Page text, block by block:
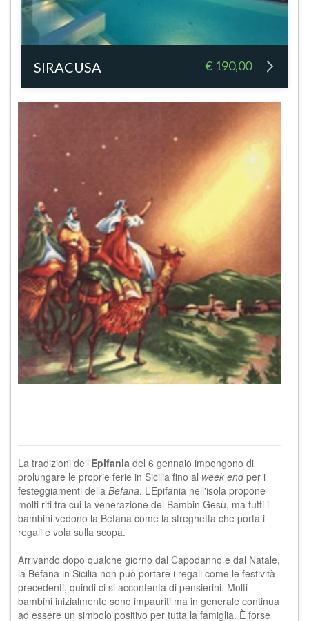
SIRACUSA € 190,00
La tradizioni dell'Epifania del 6 gennaio impongono di
prolungare le proprie ferie in Sicilia fino al week endper i
festeggiamenti della Befana. L’Epifania nell'isola propone
molti riti tra cui la venerazione del Bambin Gesù, ma tutti i
bambini vedono la Befana come la streghetta che porta i
regali e vola sulla scopa.
Arrivando dopo qualche giorno dal Capodanno e dal Natale,
la Befana in Sicilia non può portare i regali come le festività
precedenti, quindi ci si accontenta di pensierini. Molti
bambini inizialmente sono impauriti ma in generale continua
ad essere un simbolo positivo per tutta la famiglia. È forse